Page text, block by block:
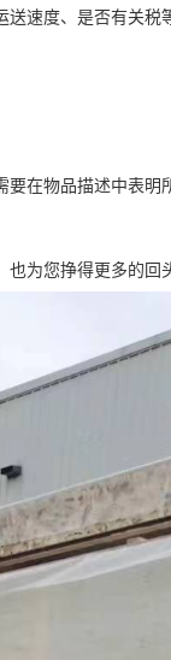
速度、是否有关税
在物品描述中表明
为您挣得更多的回